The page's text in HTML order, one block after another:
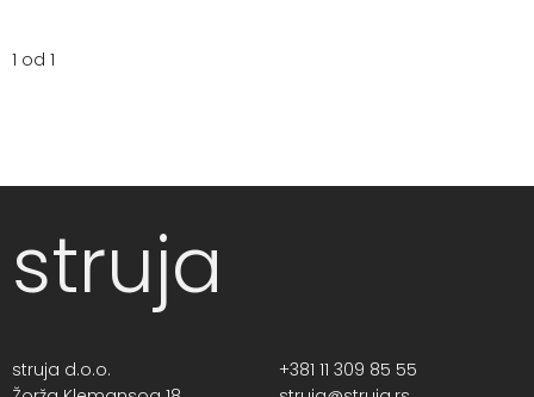
1 od 1
struja
struja d.o.o.
+381 11 309 85 55